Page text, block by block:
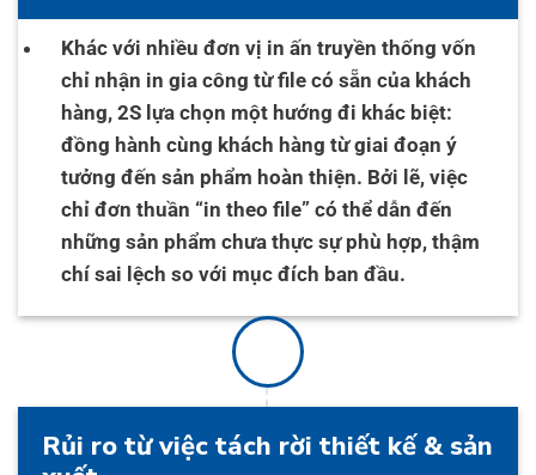
Khác với nhiều đơn vị in ấn truyền thống vốn
chỉ nhận in gia công từ file có sẵn của khách
hàng, 2S lựa chọn một hướng đi khác biệt:
đồng hành cùng khách hàng từ giai đoạn ý
tưởng đến sản phẩm hoàn thiện. Bởi lẽ, việc
chỉ đơn thuần “in theo file” có thể dẫn đến
những sản phẩm chưa thực sự phù hợp, thậm
chí sai lệch so với mục đích ban đầu.
Rủi ro từ việc tách rời thiết kế & sản